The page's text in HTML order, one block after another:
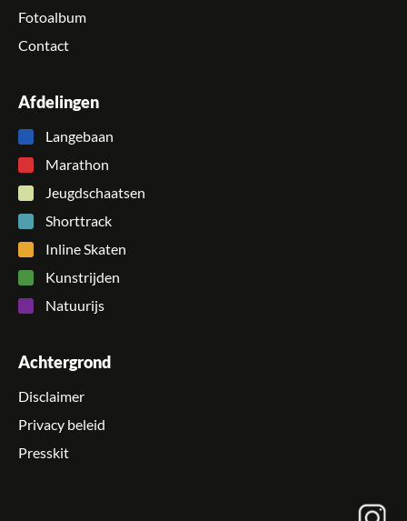
Fotoalbum
Contact
Afdelingen
Langebaan
Marathon
Jeugdschaatsen
Shorttrack
Inline Skaten
Kunstrijden
Natuurijs
Achtergrond
Disclaimer
Privacy beleid
Presskit